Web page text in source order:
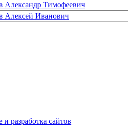
Александр Тимофеевич
Алексей Иванович
разработка сайтов